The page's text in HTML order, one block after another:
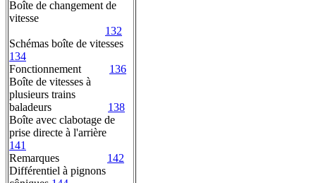
Boîte de changement de
vitesse
132
Schémas boîte de vitesses
134
Fonctionnement 136
Boîte de vitesses à
plusieurs trains
baladeurs 138
Boîte avec clabotage de
prise directe à l'arrière
141
Remarques 142
Différentiel à pignons